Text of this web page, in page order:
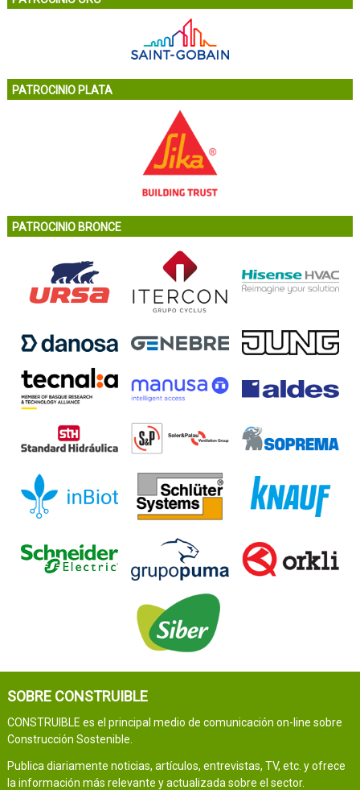
PATROCINIO PLATA
PATROCINIO BRONCE
SOBRE CONSTRUIBLE
CONSTRUIBLE es el principal medio de comunicación on-line sobre
Construcción Sostenible.
Publica diariamente noticias, artículos, entrevistas, TV, etc. y ofrece
la información más relevante y actualizada sobre el sector.